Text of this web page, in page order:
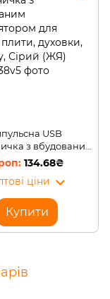
USB
з вбудованим
для газової
духовки, розпалу,
Сірий (ЖЯ)
134.68₴
ціни
Купити